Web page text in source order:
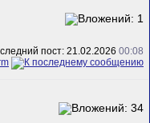
пост: 21.02.2026 00:08